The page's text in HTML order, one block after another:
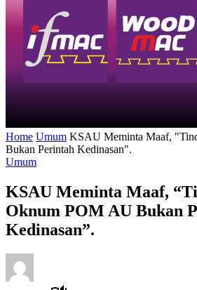
Home Umum KSAU Meminta Maaf,
Bukan Perintah Kedinasan".
Umum
KSAU Meminta Maaf,
Oknum POM AU Bukan
Kedinasan”.